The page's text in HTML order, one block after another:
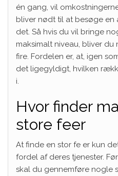
én gang, vil
bliver nødt til at besøge en
det. Så hvis du vil bringe
maksimalt niveau, bliver
fire. Fordelen er, at, igen
det ligegyldigt, hvilken
i.
Hvor finder
store feer
At finde en stor fe er kun
fordel af deres tjenester.
skal du gennemføre nogle